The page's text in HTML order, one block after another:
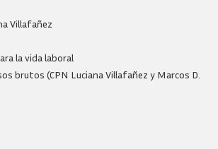
Villafañez
la vida laboral
brutos (CPN Luciana Villafañez y Marcos D.